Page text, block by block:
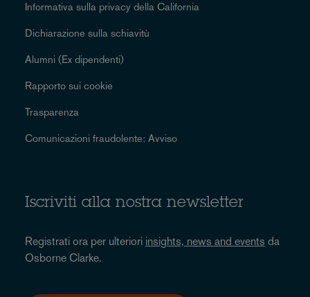
Informativa sulla privacy della California
Dichiarazione sulla schiavitù
Alumni (Ex dipendenti)
Rapporto sui cookie
Trasparenza
Comunicazioni fraudolente: Avviso
Iscriviti alla nostra newsletter
Registrati ora per ulteriori insights, news and events da
Osborne Clarke.